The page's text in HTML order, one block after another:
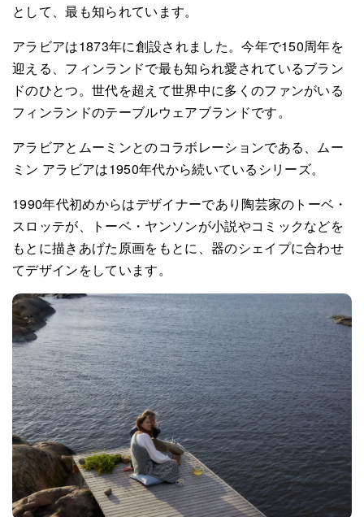
として、最も知られています。
アラビアは1873年に創設されました。今年で150周年を
迎える、フィンランドで最も知られ愛されているブラン
ドのひとつ。世代を超えて世界中に多くのファンがいる
フィンランドのテーブルウェアブランドです。
アラビアとムーミンとのコラボレーションである、ムー
ミン アラビアは1950年代から続いているシリーズ。
1990年代初めからはデザイナーであり陶芸家のトーベ・
スロッテが、トーベ・ヤンソンが小説やコミックなどを
もとに描きあげた原画をもとに、器のシェイプに合わせ
てデザインをしています。